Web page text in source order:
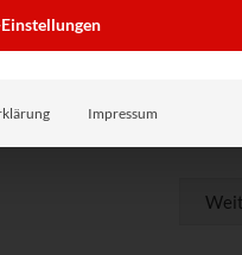
Impressum